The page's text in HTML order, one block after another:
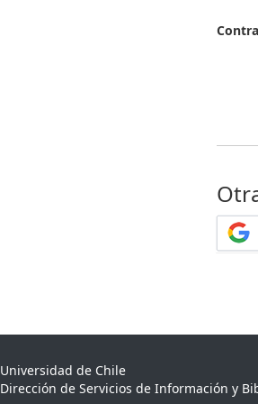
Universidad de Chile
Dirección de Servicios de Información y